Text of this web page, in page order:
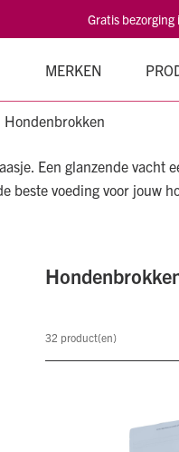
Gratis
MERKEN
Hondenbrokken
Een glanzende
beste voeding voor jouw
32 product(en)